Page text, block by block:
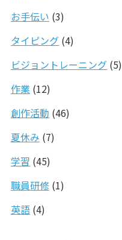
お手伝い (3)
タイピング(4)
ビジョントレーニング(5)
作業(12)
創作活動 (46)
夏休み (7)
学習 (45)
職員研修(1)
英語(4)